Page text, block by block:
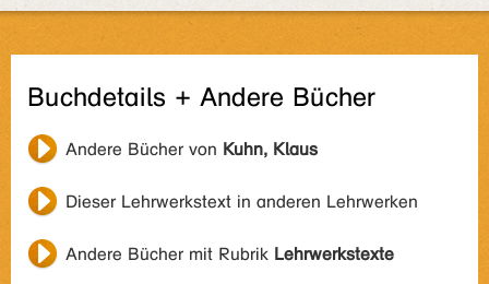
Buchdetails + Andere Bücher
Andere Bücher von Kuhn, Klaus
Dieser Lehrwerkstext in anderen Lehrwerken
Andere Bücher mit Rubrik Lehrwerkstexte